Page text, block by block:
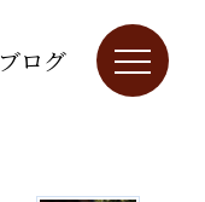
ブログ